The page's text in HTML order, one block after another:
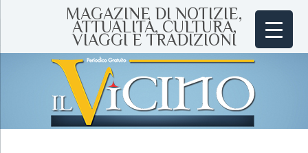
MAGAZINE DI NOTIZIE,
ATTUALITÀ, CULTURA,
VIAGGI E TRADIZIONI